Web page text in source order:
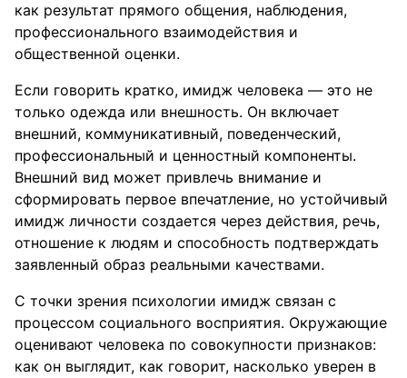
как результат прямого общения, наблюдения,
профессионального взаимодействия и
общественной оценки.
Если говорить кратко, имидж человека — это не
только одежда или внешность. Он включает
внешний, коммуникативный, поведенческий,
профессиональный и ценностный компоненты.
Внешний вид может привлечь внимание и
сформировать первое впечатление, но устойчивый
имидж личности создается через действия, речь,
отношение к людям и способность подтверждать
заявленный образ реальными качествами.
С точки зрения психологии имидж связан с
процессом социального восприятия. Окружающие
оценивают человека по совокупности признаков:
как он выглядит, как говорит, насколько уверен в